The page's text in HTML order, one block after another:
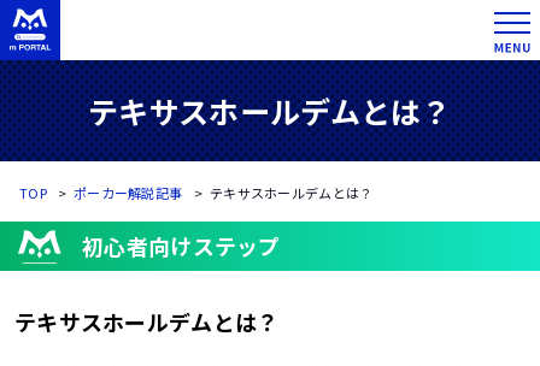
テキサスホールデムとは？
TOP ポーカー解説記事 テキサスホールデムとは？
初心者向けステップ
テキサスホールデムとは？